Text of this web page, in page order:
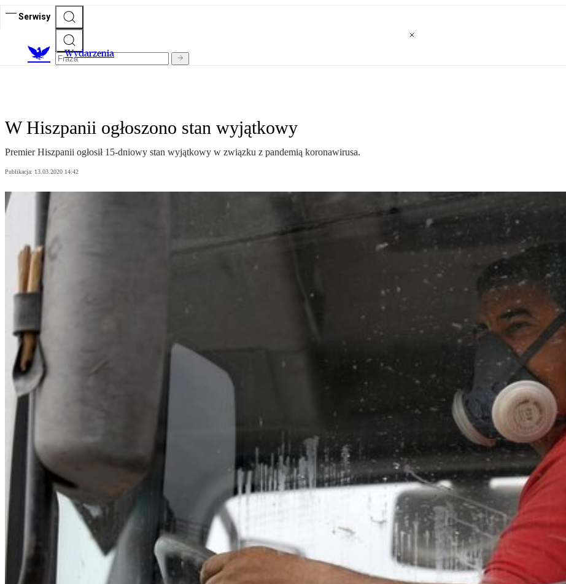
Serwisy
Wydarzenia
W Hiszpanii ogłoszono stan wyjątkowy
Premier Hiszpanii ogłosił 15-dniowy stan wyjątkowy w związku z pandemią koronawirusa.
Publikacja: 13.03.2020 14:42